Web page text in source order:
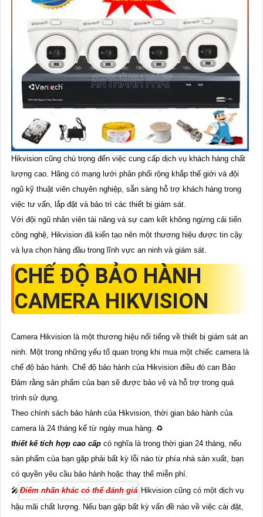
Hikvision cũng chú trọng đến việc cung cấp dịch vụ khách hàng chất
lượng cao. Hãng có mạng lưới phân phối rộng khắp thế giới và đội
ngũ kỹ thuật viên chuyên nghiệp, sẵn sàng hỗ trợ khách hàng trong
việc tư vấn, lắp đặt và bảo trì các thiết bị giám sát.
Với đội ngũ nhân viên tài năng và sự cam kết không ngừng cải tiến
công nghệ, Hikvision đã kiến tạo nên một thương hiệu được tin cậy
và lựa chọn hàng đầu trong lĩnh vực an ninh và giám sát.
CHẾ ĐỘ BẢO HÀNH
CAMERA HIKVISION
Camera Hikvision là một thương hiệu nổi tiếng về thiết bị giám sát an
ninh. Một trong những yếu tố quan trọng khi mua một chiếc camera là
chế độ bảo hành. Chế độ bảo hành của Hikvision điều đó can Bảo
Đảm rằng sản phẩm của bạn sẽ được bảo vệ và hỗ trợ trong quá
trình sử dụng.
Theo chính sách bảo hành của Hikvision, thời gian bảo hành của
camera là 24 tháng kể từ ngày mua hàng. ♻
thiết kế tích hợp cao cấp có nghĩa là trong thời gian 24 tháng, nếu
sản phẩm của bạn gặp phải bất kỳ lỗi nào từ phía nhà sản xuất, bạn
có quyền yêu cầu bảo hành hoặc thay thế miễn phí.
🎤 Điểm nhấn khác có thể đánh giá Hikvision cũng có một dịch vụ
hậu mãi chất lượng. Nếu bạn gặp bất kỳ vấn đề nào về việc cài đặt,